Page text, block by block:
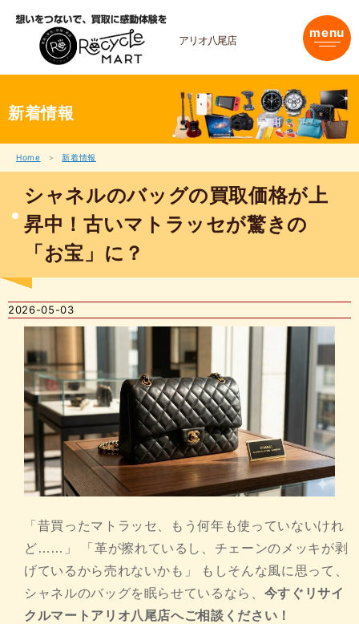
アリオ八尾店 menu
新着情報
Home 新着情報
シャネルのバッグの買取価格が上
昇中！古いマトラッセが驚きの
「お宝」に？
2026-05-03
「昔買ったマトラッセ、もう何年も使っていないけれ
ど……」 「革が擦れているし、チェーンのメッキが剥
げているから売れないかも」 もしそんな風に思って、
シャネルのバッグを眠らせているなら、 今すぐリサイ
クルマートアリオ八尾店へご相談ください！